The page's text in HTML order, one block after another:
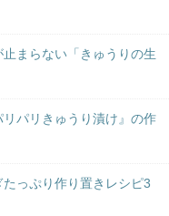
まらない「きゅうりの生
パリきゅうり漬け』の作
っぷり作り置きレシピ3